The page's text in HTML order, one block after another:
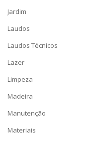
Jardim
Laudos
Laudos Técnicos
Lazer
Limpeza
Madeira
Manutenção
Materiais